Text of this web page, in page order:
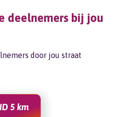
deelnemers bij jou
door jou straat
5 km